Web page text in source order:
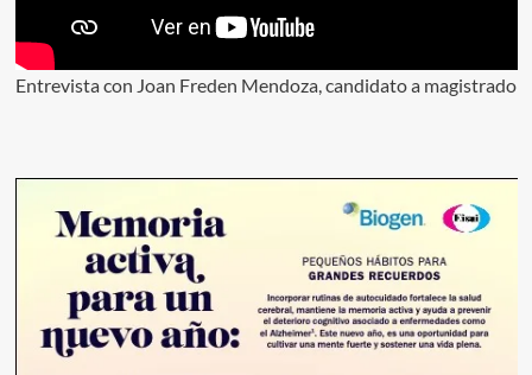
Entrevista con Joan Freden Mendoza, candidato a magistrado